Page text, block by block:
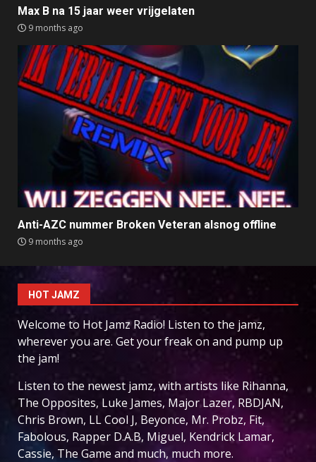
Max B na 15 jaar weer vrijgelaten
9 months ago
Anti-AZC nummer Broken Veteran alsnog offline
9 months ago
HOT JAMZ
Welcome to Hot Jamz Radio! Listen to the jamz,
wherever you are. Get your freak on and pump up
the jam!
Listen to the newest jamz, with artists like Rihanna,
The Opposites, Luke James, Major Lazer, RBDJAN,
Chris Brown, LL Cool J, Beyonce, Mr. Probz, Fit,
Fabolous, Rapper D.A.B, Miguel, Kendrick Lamar,
Cassie, The Game and much, much more.